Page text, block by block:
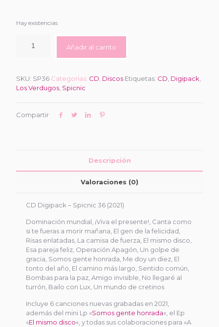
Hay existencias
Añadir al carrito
SKU: SP36 Categorías: CD, Discos Etiquetas: CD, Digipack,
Los Verdugos, Spicnic
Compartir
Descripción
Valoraciones (0)
CD Digipack – Spicnic 36 (2021)
Dominación mundial, ¡Viva el presente!, Canta como
si te fueras a morir mañana, El gen de la felicidad,
Risas enlatadas, La camisa de fuerza, El mismo disco,
Esa pareja feliz, Operación Apagón, Un golpe de
gracia, Somos gente honrada, Me doy un diez, El
tonto del año, El camino más largo, Sentido común,
Bombas para la paz, Amigo invisible, No llegaré al
turrón, Bailo con Lux, Un mundo de cretinos
Incluye 6 canciones nuevas grabadas en 2021,
además del mini Lp «Somos gente honrada«, el Ep
«El mismo disco«, y todas sus colaboraciones para «A